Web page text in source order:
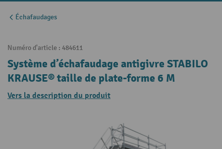
Échafaudages
Numéro d'article : 484611
Système d’échafaudage antigivre STABILO
KRAUSE® taille de plate-forme 6 M
Vers la description du produit